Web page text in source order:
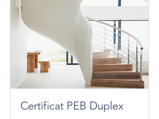
Certificat PEB Duplex